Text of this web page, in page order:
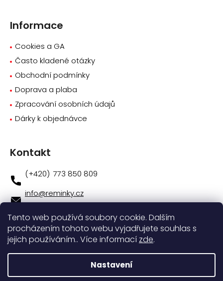
Tento web používá soubory cookie. Dalším
procházením tohoto webu vyjadřujete souhlas s
jejich používáním.. Více informací zde.
Nastavení
Informace
Cookies a GA
Často kladené otázky
Obchodní podmínky
Doprava a plaba
Zpracování osobních údajů
Dárky k objednávce
Kontakt
info@reminky.cz
773 850 809
773 850 809
Novinky na facebooku
Instagram